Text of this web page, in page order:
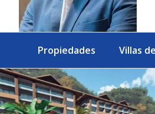
Propiedades Villas